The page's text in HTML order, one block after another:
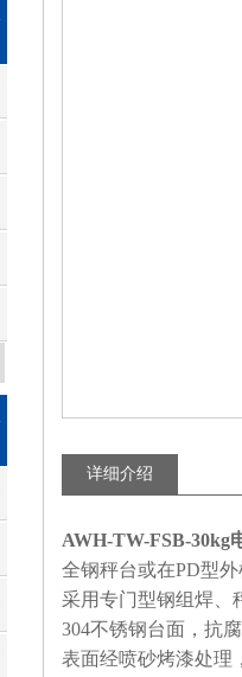
详细介绍
AWH-TW-FSB-30kg
全钢秤台或在PD型
采用专门型钢组焊、
304不锈钢台面，抗
表面经喷砂烤漆处理